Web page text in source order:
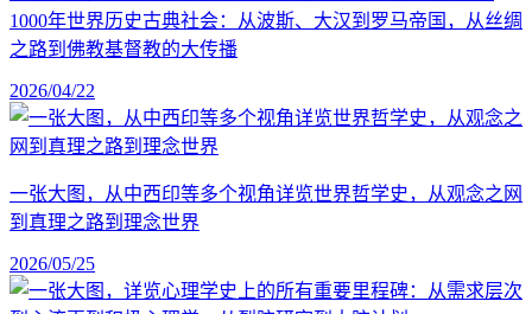
1000年世界历史古典社会：从波斯、大汉到罗马帝国，从丝绸
之路到佛教基督教的大传播
2026/04/22
一张大图，从中西印等多个视角详览世界哲学史，从观念之网
到真理之路到理念世界
2026/05/25